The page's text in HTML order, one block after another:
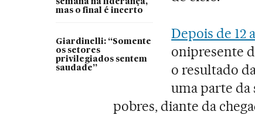
semana na liderança,
mas o final é incerto
Giardinelli: “Somente
os setores
privilegiados sentem
saudade”
Depois de 12
onipresente
o resultado
uma parte da
pobres, diante da